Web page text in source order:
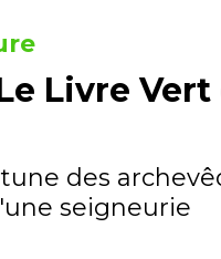
Livre
des
seigneurie